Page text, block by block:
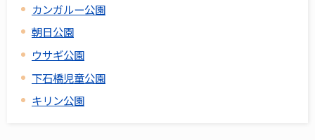
カンガルー公園
朝日公園
ウサギ公園
下石橋児童公園
キリン公園